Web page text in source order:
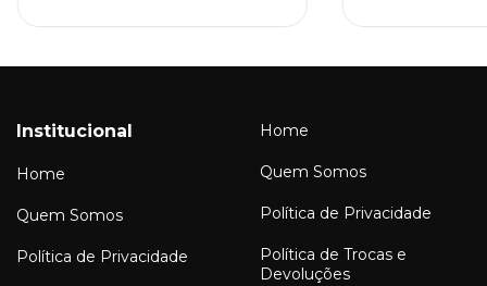
Institucional
Home
Quem Somos
Política de Privacidade
Home
Quem Somos
Política de Privacidade
Política de Trocas e
Devoluções